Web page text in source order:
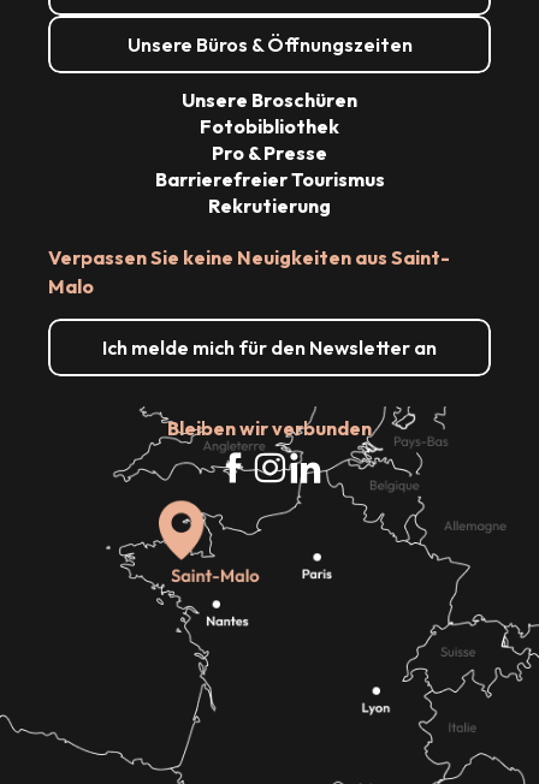
Unsere Büros & Öffnungszeiten
Verpassen Sie keine Neuigkeiten aus Saint-
Malo
Ich melde mich für den Newsletter an
Bleiben wir verbunden
Unsere Broschüren
Fotobibliothek
Pro & Presse
Barrierefreier Tourismus
Rekrutierung